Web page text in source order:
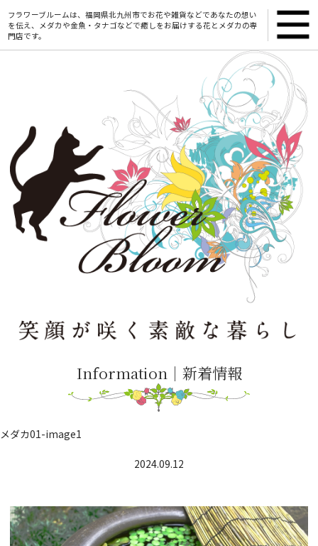
フラワーブルームは、福岡県北九州市でお花や雑貨などであなたの想い
を伝え、メダカや金魚・タナゴなどで癒しをお届けする花とメダカの専
門店です。
Information｜新着情報
メダカ01-image1
2024.09.12